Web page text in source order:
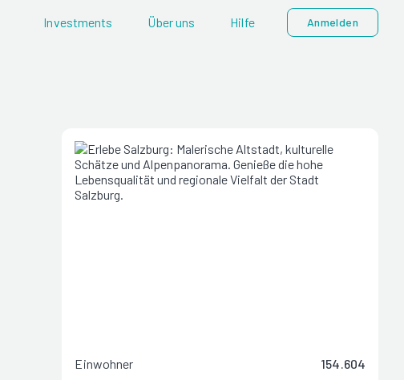
Investments Über uns Hilfe Anmelden
Einwohner
154.604